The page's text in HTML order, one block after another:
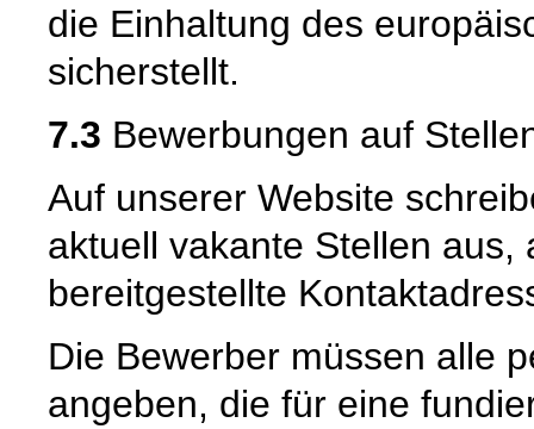
die Einhaltung des
sicherstellt.
7.3 Bewerbungen auf
Auf unserer Website
aktuell vakante Stellen
bereitgestellte
Die Bewerber müssen alle
angeben, die für eine